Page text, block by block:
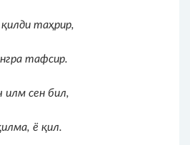
таҳрир,
тафсир.
илм сен бил,
ё қил.